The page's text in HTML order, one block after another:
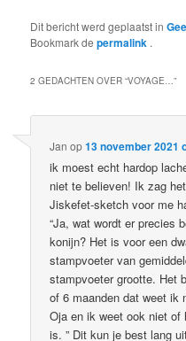
Dit bericht werd geplaatst in
Bookmark depermalink .
2 GEDACHTEN OVER “VOYAGE…”
Jan op13 november 2021
ik moest echt hardop
niet te believen! Ik zag
Jiskefet-sketch voor me
“Ja, wat wordt er precies
konijn? Het is voor een
stampvoeter van
stampvoeter grootte. Het
of 6 maanden dat weet ik
Oja en ik weet ook niet of
is. ” Dit kun je best lang